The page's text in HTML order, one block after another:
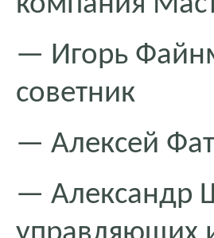
— Игорь
советник
— Алексей
— Александр